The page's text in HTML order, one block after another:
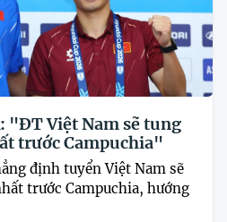
"ĐT Việt Nam sẽ tung
trước Campuchia"
định tuyển Việt Nam sẽ
trước Campuchia, hướng